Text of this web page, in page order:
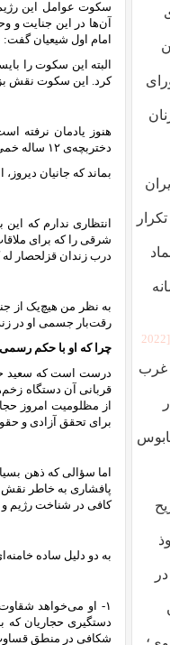
سکوت عوامل این رژیم
آن‌ها در این جنایت
امام اول شیعیان گفت:
البته این سکوت را
کرد. این سکوت نقش
هنوز یادمان نرفته
دختربچه‌ی ۱۲ ساله خمی به ابرو نیاوردند، اعتراضی به اعدام زن باردار نکردند و همگی شان بالای ۹۰ سال عمر کردند.
بماند که جانیان
انتظاری ندارم که
درب زندان قزلحصار له
به نظر من هیچ‌‌یک از
رقت‌بار جسمی او در
چرا که او با حکم
درست است که سعید
قربانی آن دستگاه
از مظلومیت امروز
برای تحقق آزادی و
اما سؤالی که ذهن
پافشاری به خاطر
کافی در شناخت رژیم
به دو دلیل ساده
دستگیری حجاریان
شکافی در منطق قساوت
[2022
غرب